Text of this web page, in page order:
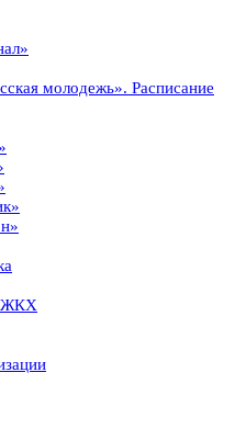
молодежь». Расписание
ЖКХ